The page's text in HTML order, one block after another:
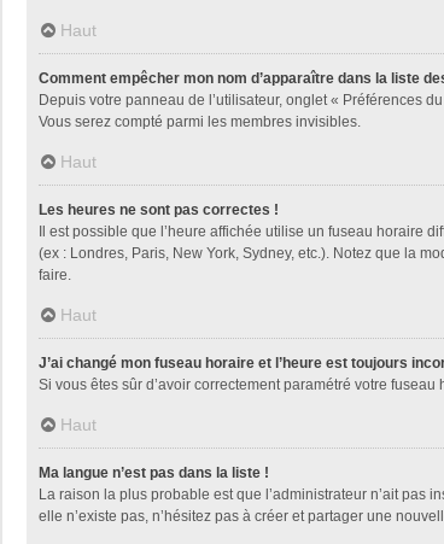
Haut
Comment empêcher mon nom d’apparaître dans la liste
Depuis votre panneau de l’utilisateur, onglet « Préférences
Vous serez compté parmi les membres invisibles.
Haut
Les heures ne sont pas correctes !
Il est possible que l’heure affichée utilise un fuseau horaire
(ex : Londres, Paris, New York, Sydney, etc.). Notez que la
faire.
Haut
J’ai changé mon fuseau horaire et l’heure est toujours
Si vous êtes sûr d’avoir correctement paramétré votre
Haut
Ma langue n’est pas dans la liste !
La raison la plus probable est que l’administrateur n’ait pas
elle n’existe pas, n’hésitez pas à créer et partager une